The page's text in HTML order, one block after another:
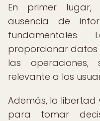
En primer
ausencia de
proporcionar datos
las operaciones,
relevante a los
Además, la libertad
para tomar